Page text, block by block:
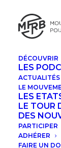
DÉCOUVRIR
LES
ACTUALITÉS
LE
LES
LE TOUR
DES
PARTICIPER
ADHÉRER
FAIRE UN
LÉON